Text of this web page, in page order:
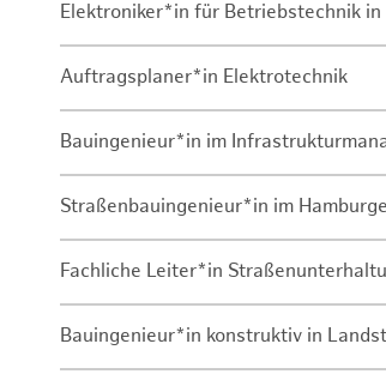
Elektroniker*in für Betriebstechnik
Auftragsplaner*in Elektrotechnik
Bauingenieur*in im
Straßenbauingenieur*in im
Fachliche Leiter*in
Bauingenieur*in konstruktiv in